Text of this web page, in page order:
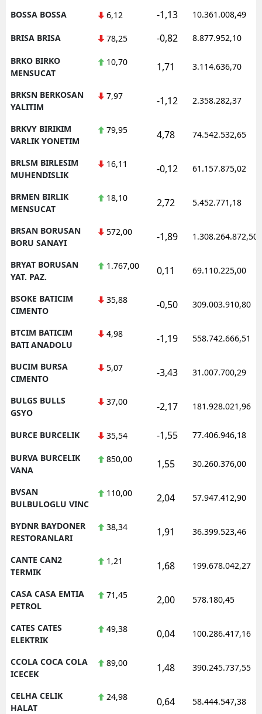
BOSSA BOSSA 6,12 -1,13 10.361.008,49
BRISA BRISA 78,25 -0,82 8.877.952,10
BRKO BIRKO
MENSUCAT
10,70 1,71 3.114.636,70
BRKSN BERKOSAN
YALITIM
7,97 -1,12 2.358.282,37
BRKVY BIRIKIM
VARLIK YONETIM
79,95 4,78 74.542.532,65
BRLSM BIRLESIM
MUHENDISLIK
16,11 -0,12 61.157.875,02
BRMEN BIRLIK
MENSUCAT
18,10 2,72 5.452.771,18
BRSAN BORUSAN
BORU SANAYI
572,00 -1,89 1.308.264.872,50
BRYAT BORUSAN
YAT. PAZ.
1.767,00 0,11 69.110.225,00
BSOKE BATICIM
CIMENTO
35,88 -0,50 309.003.910,80
BTCIM BATICIM
BATI ANADOLU
4,98 -1,19 558.742.666,51
BUCIM BURSA
CIMENTO
5,07 -3,43 31.007.700,29
BULGS BULLS
GSYO
37,00 -2,17 181.928.021,96
BURCE BURCELIK 35,54 -1,55 77.406.946,18
BURVA BURCELIK
VANA
850,00 1,55 30.260.376,00
BVSAN
BULBULOGLU VINC
110,00 2,04 57.947.412,90
BYDNR BAYDONER
RESTORANLARI
38,34 1,91 36.399.523,46
CANTE CAN2
TERMIK
1,21 1,68 199.678.042,27
CASA CASA EMTIA
PETROL
71,45 2,00 578.180,45
CATES CATES
ELEKTRIK
49,38 0,04 100.286.417,16
CCOLA COCA COLA
ICECEK
89,00 1,48 390.245.737,55
CELHA CELIK
HALAT
24,98 0,64 58.444.547,38